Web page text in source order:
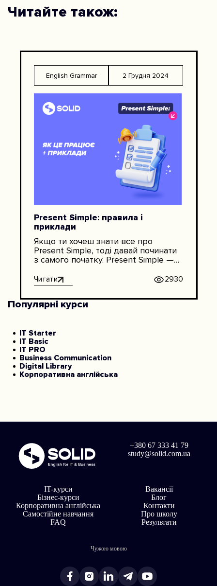
Популярні курси
IT Starter
IT Basic
IT PRO
Business Communication
Digital Library
Корпоративна англійська
Читайте також:
English Grammar 2 Грудня 2024
Present Simple: правила і
приклади
Якщо ти хочеш знати все про
Present Simple, тоді давай починати
з самого початку. Present Simple —
мові, який означає дію, яка
відбувається регулярно. На курсі
Grammar Boost ми даємо дуже
прості пояснення, які допомагають
— це коли у […]
Читати 2930
+380 67 333 41 79
study@solid.com.ua
IT-курси
Бізнес-курси
Корпоративна англійська
Самостійне навчання
FAQ
Вакансії
Блог
Контакти
Про школу
Результати
Чужою мовою